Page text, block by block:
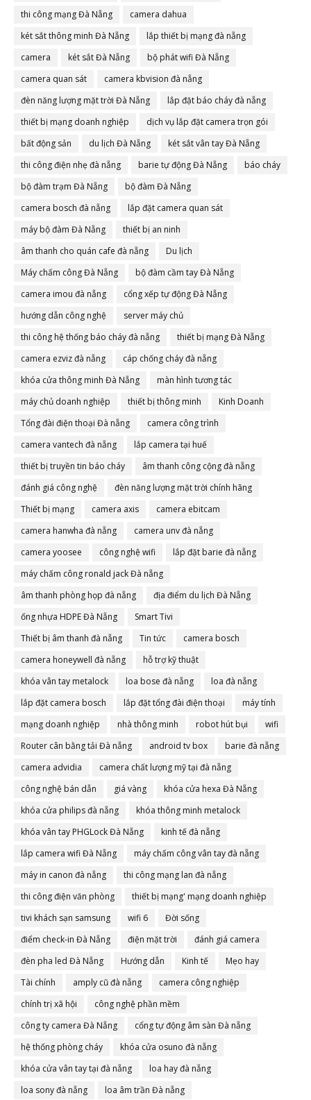
thi công mạng Đà Nẵng
camera dahua
két sắt thông minh Đà Nẵng
lắp thiết bị mạng đà nẵng
camera
két sắt Đà Nẵng
bộ phát wifi Đà Nẵng
camera quan sát
camera kbvision đà nẵng
đèn năng lượng mặt trời Đà Nẵng
lắp đặt báo cháy đà nẵng
thiết bị mạng doanh nghiệp
dịch vụ lắp đặt camera trọn gói
bất động sản
du lịch Đà Nẵng
két sắt vân tay Đà Nẵng
thi công điện nhẹ đà nẵng
barie tự động Đà Nẵng
báo cháy
bộ đàm trạm Đà Nẵng
bộ đàm Đà Nẵng
camera bosch đà nẵng
lắp đặt camera quan sát
máy bộ đàm Đà Nẵng
thiết bị an ninh
âm thanh cho quán cafe đà nẵng
Du lịch
Máy chấm công Đà Nẵng
bộ đàm cầm tay Đà Nẵng
camera imou đà nẵng
cổng xếp tự động Đà Nẵng
hướng dẫn công nghệ
server máy chủ
thi công hệ thống báo cháy đà nẵng
thiết bị mạng Đà Nẵng
camera ezviz đà nẵng
cáp chống cháy đà nẵng
khóa cửa thông minh Đà Nẵng
màn hình tương tác
máy chủ doanh nghiệp
thiết bị thông minh
Kinh Doanh
Tổng đài điện thoại Đà nẵng
camera công trình
camera vantech đà nẵng
lắp camera tại huế
thiết bị truyền tin báo cháy
âm thanh công cộng đà nẵng
đánh giá công nghệ
đèn năng lượng mặt trời chính hãng
Thiết bị mạng
camera axis
camera ebitcam
camera hanwha đà nẵng
camera unv đà nẵng
camera yoosee
công nghệ wifi
lắp đặt barie đà nẵng
máy chấm công ronald jack Đà nẵng
âm thanh phòng họp đà nẵng
địa điểm du lịch Đà Nẵng
ống nhựa HDPE Đà Nẵng
Smart Tivi
Thiết bị âm thanh đà nẵng
Tin tức
camera bosch
camera honeywell đà nẵng
hỗ trợ kỹ thuật
khóa vân tay metalock
loa bose đà nẵng
loa đà nẵng
lắp đặt camera bosch
lắp đặt tổng đài điện thoại
máy tính
mạng doanh nghiệp
nhà thông minh robot hút bụi
wifi
Router cân bằng tải Đà nẵng
android tv box
barie đà nẵng
camera advidia
camera chất lượng mỹ tại đà nẵng
công nghệ bán dẫn
giá vàng
khóa cửa hexa Đà Nẵng
khóa cửa philips đà nẵng
khóa thông minh metalock
khóa vân tay PHGLock Đà Nẵng
kinh tế đà nẵng
lắp camera wifi Đà Nẵng
máy chấm công vân tay đà nẵng
máy in canon đà nẵng
thi công mạng lan đà nẵng
thi công điện văn phòng
thiết bị mạng' mạng doanh nghiệp
tivi khách sạn samsung
wifi 6
Đời sống
điểm check-in Đà Nẵng
điện mặt trời
đánh giá camera
đèn pha led Đà Nẵng
Hướng dẫn Kinh tế
Mẹo hay
Tài chính
amply cũ đà nẵng
camera công nghiệp
chính trị xã hội
công nghệ phần mềm
công ty camera Đà Nẵng
cổng tự động âm sàn Đà nẵng
hệ thống phòng cháy
khóa cửa osuno đà nẵng
khóa cửa vân tay tại đà nẵng
loa hay đà nẵng
loa sony đà nẵng
loa âm trần Đà nẵng